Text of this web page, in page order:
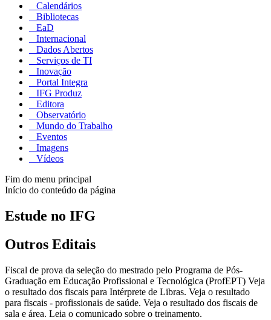
Calendários
Bibliotecas
EaD
Internacional
Dados Abertos
Serviços de TI
Inovação
Portal Integra
IFG Produz
Editora
Observatório
Mundo do Trabalho
Eventos
Imagens
Vídeos
Fim do menu principal
Início do conteúdo da página
Estude no IFG
Outros Editais
Fiscal de prova da seleção do mestrado pelo Programa de Pós-
Graduação em Educação Profissional e Tecnológica (ProfEPT) Veja
o resultado dos fiscais para Intérprete de Libras. Veja o resultado
para fiscais - profissionais de saúde. Veja o resultado dos fiscais de
sala e área. Leia o comunicado sobre o treinamento.